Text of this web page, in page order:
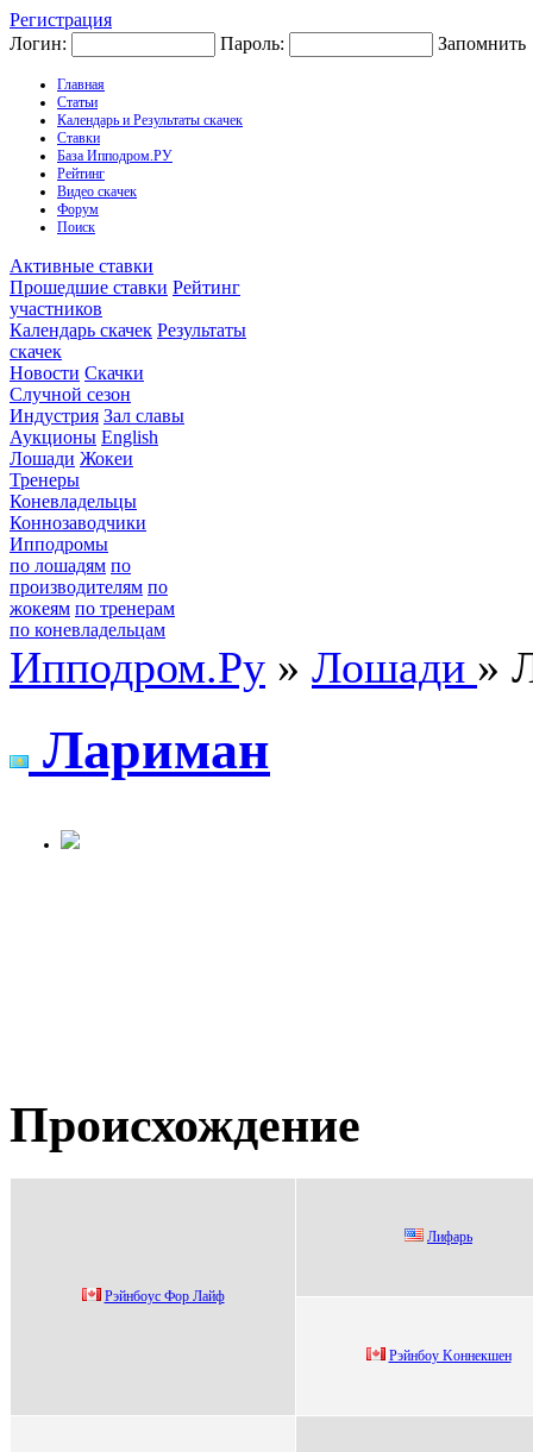
Регистрация
Логин:
Пароль: Запомнить
Главная
Статьи
Календарь и Результаты скачек
Ставки
База Ипподром.РУ
Рейтинг
Видео скачек
Форум
Поиск
Активные ставки
Прошедшие ставки Рейтинг
участников
Календарь скачек Результаты
скачек
Новости Скачки
Случной сезон
Индустрия Зал славы
Аукционы English
Лошади Жокеи
Тренеры
Коневладельцы
Коннозаводчики
Ипподромы
по лошадям по
производителям по
жокеям по тренерам
по коневладельцам
Ипподром.Ру » Лошади »
Лapимaн
Происхождение
Pэйнбoуc Фop Лaйф
Лифарь
Pэйнбоу Kоннекшен